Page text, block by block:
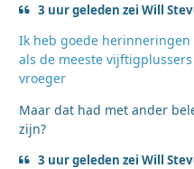
3 uur geleden zei Will
Ik heb goede
als de meeste
vroeger
Maar dat had met ander
zijn?
3 uur geleden zei Will